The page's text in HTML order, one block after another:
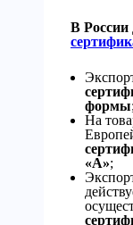
В России
формы;
На
«А»;